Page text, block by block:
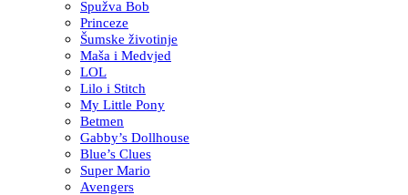
Spužva Bob
Princeze
Šumske životinje
Maša i Medvjed
LOL
Lilo i Stitch
My Little Pony
Betmen
Gabby’s Dollhouse
Blue’s Clues
Super Mario
Avengers